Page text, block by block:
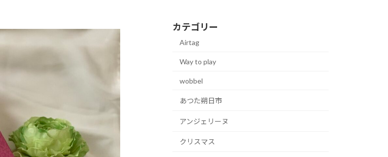
カテゴリー
Airtag
Way to play
wobbel
あつた朔日市
アンジェリーヌ
クリスマス